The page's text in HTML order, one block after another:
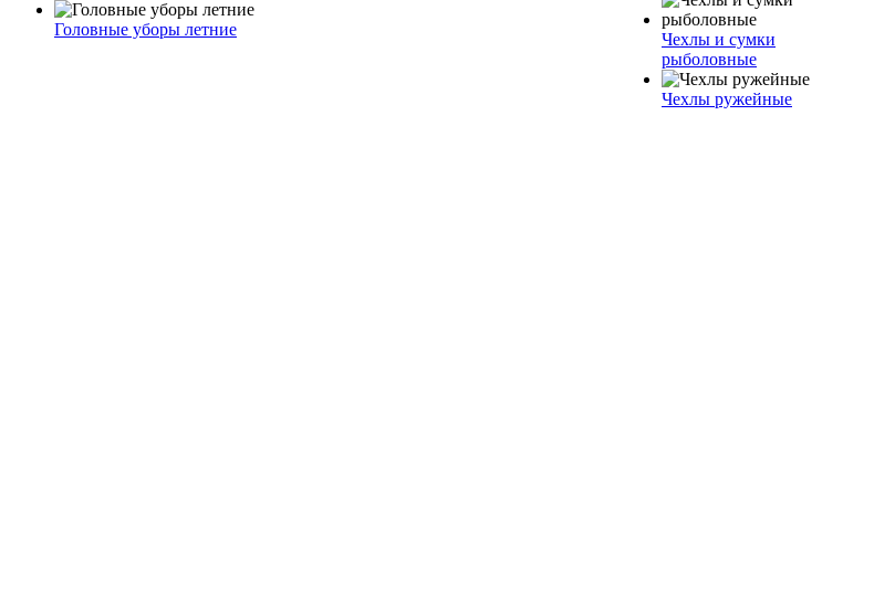
Головные уборы летние
Чехлы и сумки
рыболовные
Чехлы ружейные